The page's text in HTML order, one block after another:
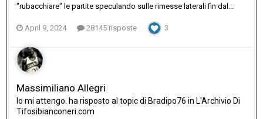
"rubacchiare" le partite speculando sulle rimesse laterali fin dal...
April 9, 2024 28145 risposte 3
Massimiliano Allegri
Io mi attengo. ha risposto al topic di Bradipo76 in L'Archivio Di
Tifosibianconeri.com